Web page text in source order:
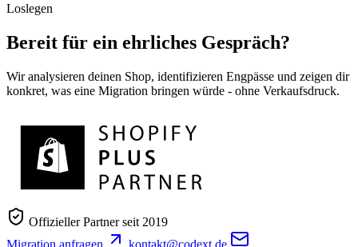
Loslegen
Bereit für ein ehrliches Gespräch?
Wir analysieren deinen Shop, identifizieren Engpässe und zeigen dir
konkret, was eine Migration bringen würde - ohne Verkaufsdruck.
Offizieller Partner seit 2019
Migration anfragen
kontakt@codext.de